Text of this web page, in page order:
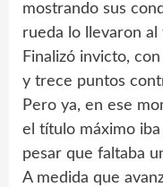
mostrando sus
rueda lo llevaron
Finalizó invicto,
y trece puntos
Pero ya, en ese
el título máximo
pesar que faltaba
A medida que